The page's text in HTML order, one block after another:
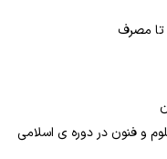
و فنون در دوره ی اسلامی